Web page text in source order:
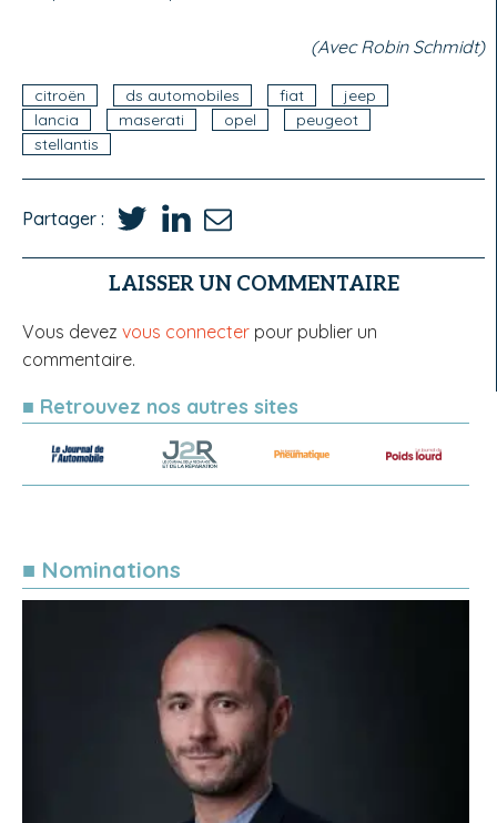
(Avec Robin Schmidt)
citroën ds automobiles fiat
jeep
lancia
maserati opel
peugeot
stellantis
Partager :
LAISSER UN COMMENTAIRE
Vous devez vous connecter pour publier un
commentaire.
■ Retrouvez nos autres sites
■ Nominations